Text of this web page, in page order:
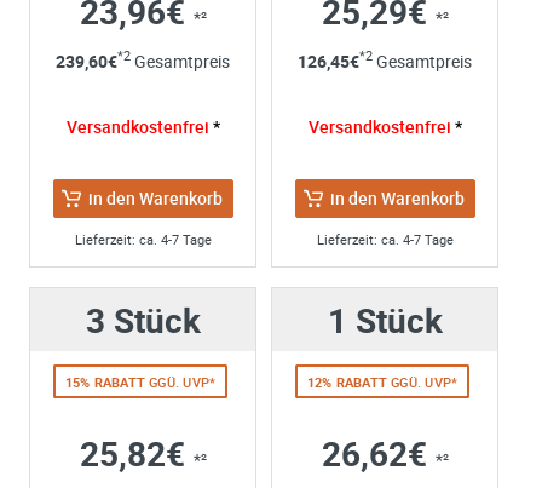
Ihre Anschrift
Firma:
e-mail*:
*
Ich stimme zu, dass meine Angaben aus dem
Kontaktformular zur Beantwortung meiner Anfrage
und verarbeitet werden. Die Daten werden nach
abgeschlossener Bearbeitung Ihrer Anfrage gelöscht. Sie
können Ihre Einwilligung jederzeit für die Zukunft per E-
widerrufen. Detaillierte Informationen zum Umgang mit
Nutzerdaten finden Sie in unsererDatenschutzerklärung
23,96€ *²
239,60€*2 Gesamtpreis
Versandkostenfrei *
in den Warenkorb
Lieferzeit: ca. 4-7 Tage
25,29€ *²
126,45€*2 Gesamtpreis
Versandkostenfrei *
in den Warenkorb
Lieferzeit: ca. 4-7 Tage
3 Stück
15% RABATT GGÜ. UVP*
25,82€ *²
1 Stück
12% RABATT GGÜ. UVP*
26,62€ *²